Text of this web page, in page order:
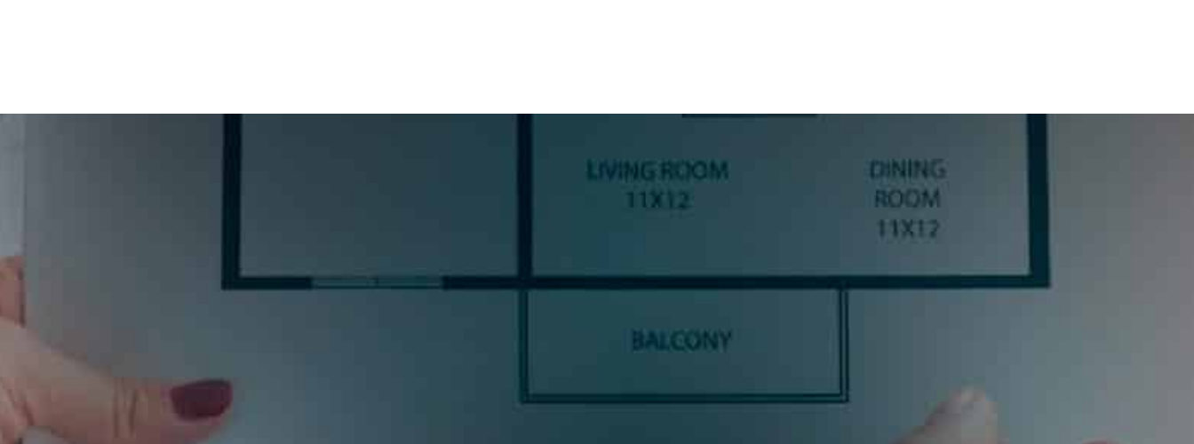
NEWSLETTER
Si quieres estar al día en todas las novedades, tendencias y noticias del sector cocinas, si eres una amante del diseño de cocinas, o un profesional del sector, déjanos tus datos y
prometemos enviarte contenido de mucho valor.